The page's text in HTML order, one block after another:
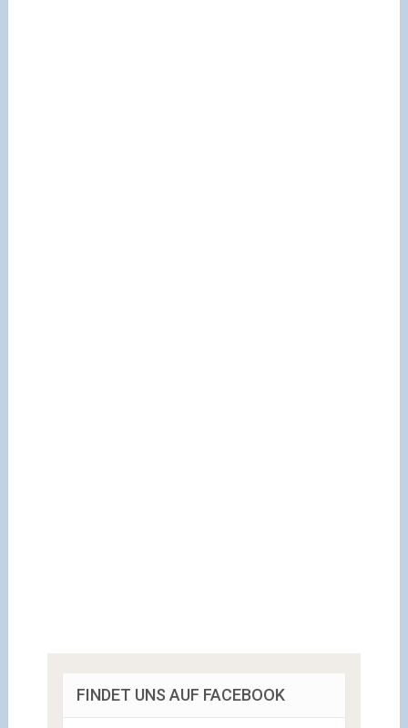
FINDET UNS AUF FACEBOOK